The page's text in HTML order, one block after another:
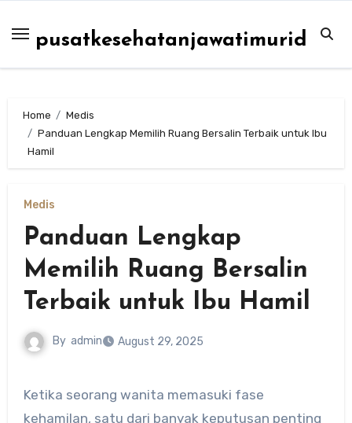
content
pusatkesehatanjawatimurid
Home
Medis
Panduan Lengkap Memilih Ruang Bersalin Terbaik untuk Ibu
Hamil
Medis
Panduan Lengkap
Memilih Ruang Bersalin
Terbaik untuk Ibu Hamil
By admin August 29, 2025
Ketika seorang wanita memasuki fase
kehamilan, satu dari banyak keputusan penting